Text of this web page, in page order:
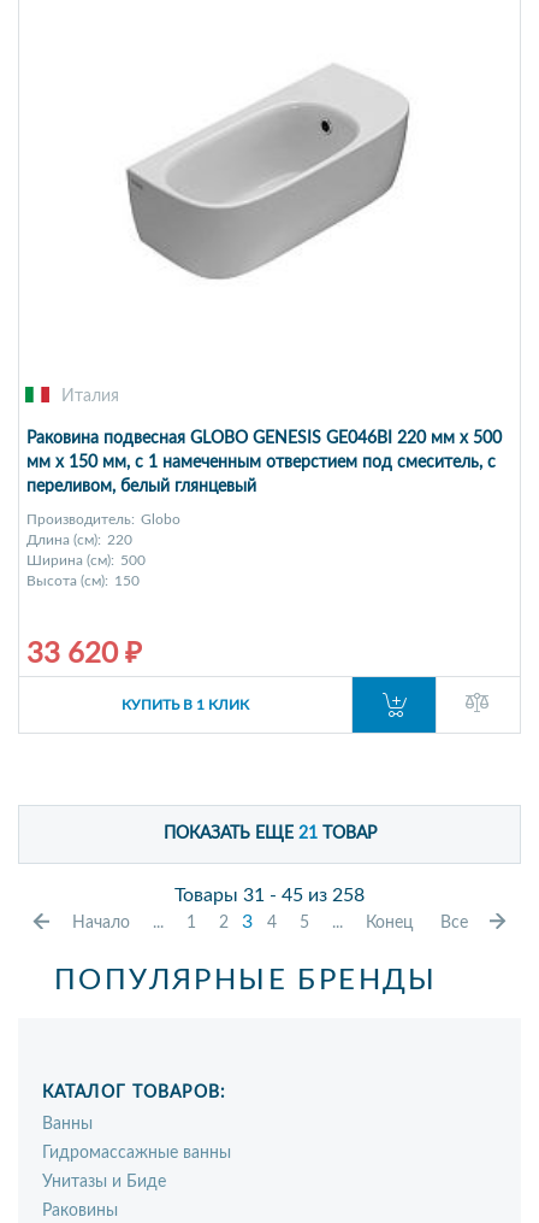
Италия
Раковина подвесная GLOBO GENESIS GE046BI 220 мм х 500
мм х 150 мм, с 1 намеченным отверстием под смеситель, с
переливом, белый глянцевый
Производитель: Globo
Длина (см): 220
Ширина (см): 500
Высота (см): 150
33 620 ₽
КУПИТЬ В 1 КЛИК
ПОКАЗАТЬ ЕЩЕ21ТОВАР
Товары 31 - 45 из 258
Начало ... 1 2 3 4 5 ... Конец Все
ПОПУЛЯРНЫЕ БРЕНДЫ
КАТАЛОГ ТОВАРОВ:
Ванны
Гидромассажные ванны
Унитазы и Биде
Раковины